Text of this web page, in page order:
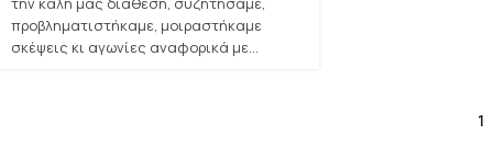
προβληματιστήκαμε, μοιραστήκαμε
σκέψεις κι αγωνίες αναφορικά με...
1